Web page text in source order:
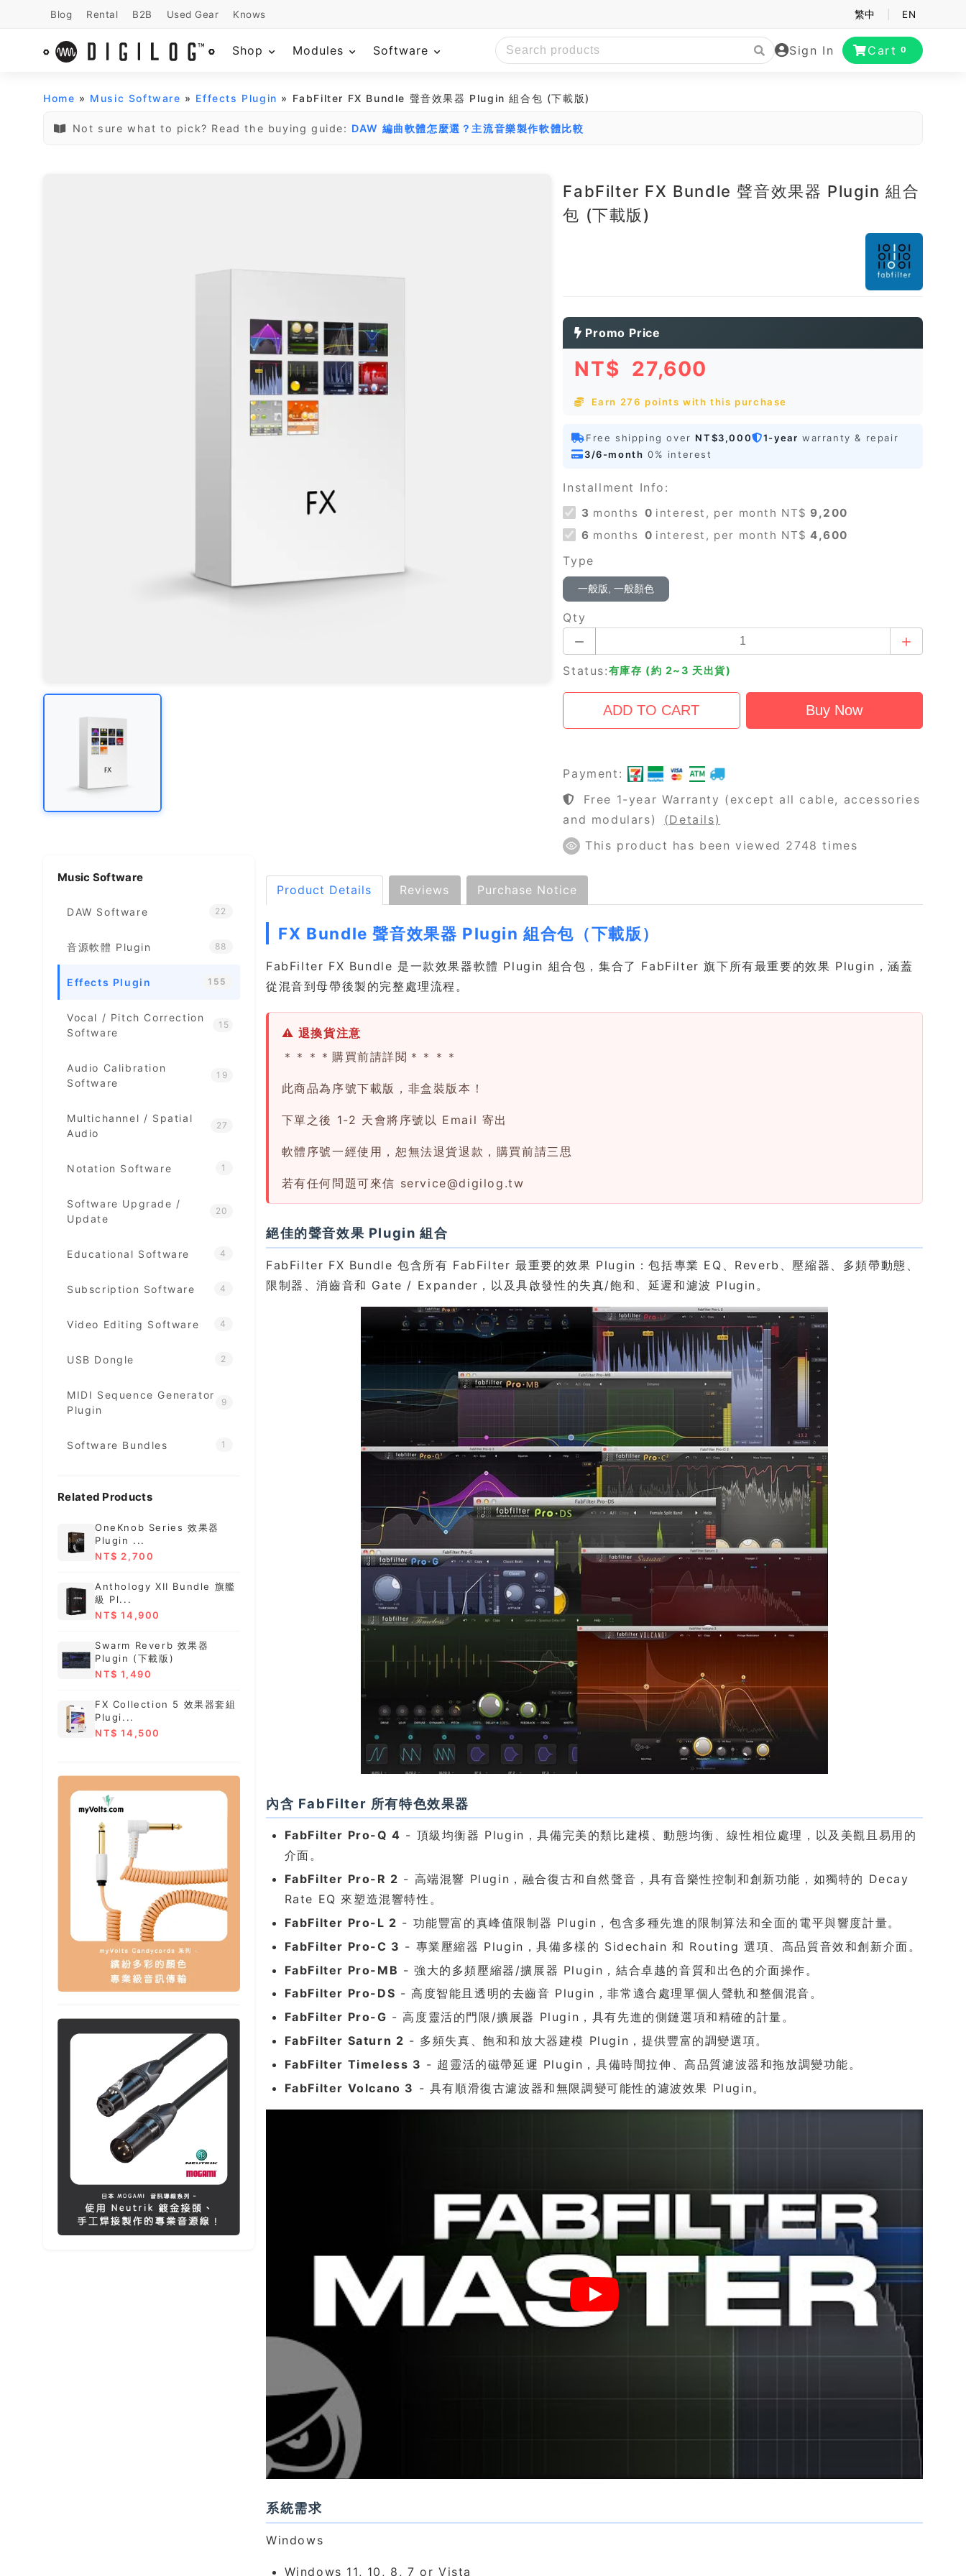
Blog Rental B2B Used Gear Knows 繁中 EN
Shop Modules Software Sign In Cart 0
Home » Music Software » Effects Plugin » FabFilter FX Bundle 聲音效果器 Plugin 組合包 (下載版)
Not sure what to pick? Read the buying guide: DAW 編曲軟體怎麼選？主流音樂製作軟體比較
FabFilter FX Bundle 聲音效果器 Plugin 組合
包 (下載版)
Promo Price
NT$ 27,600
Earn 276 points with this purchase
Free shipping over NT$3,000 1-year warranty & repair
3/6-month 0% interest
Installment Info:
3 months 0 interest, per month NT$ 9,200
6 months 0 interest, per month NT$ 4,600
Type
一般版, 一般顏色
Qty
Status:有庫存 (約 2~3 天出貨)
Payment:
Free 1-year Warranty (except all cable, accessories
and modulars)
(Details)
This product has been viewed 2748 times
Music Software
DAW Software 22
音源軟體 Plugin 88
Effects Plugin 155
Vocal / Pitch Correction
Software
15
Audio Calibration
Software
19
Multichannel / Spatial
Audio
27
Notation Software 1
Software Upgrade /
Update
20
Educational Software 4
Subscription Software 4
Video Editing Software 4
USB Dongle 2
MIDI Sequence Generator
Plugin
9
Software Bundles 1
Related Products
OneKnob Series 效果器
Plugin ...
NT$ 2,700
Anthology XII Bundle 旗艦
級 Pl...
NT$ 14,900
Swarm Reverb 效果器
Plugin (下載版)
NT$ 1,490
FX Collection 5 效果器套組
Plugi...
NT$ 14,500
Product Details Reviews Purchase Notice
FX Bundle 聲音效果器 Plugin 組合包（下載版）
FabFilter FX Bundle 是一款效果器軟體 Plugin 組合包，集合了 FabFilter 旗下所有最重要的效果 Plugin，涵蓋
從混音到母帶後製的完整處理流程。
⚠ 退換貨注意
＊＊＊＊購買前請詳閱＊＊＊＊
此商品為序號下載版，非盒裝版本！
下單之後 1-2 天會將序號以 Email 寄出
軟體序號一經使用，恕無法退貨退款，購買前請三思
若有任何問題可來信 service@digilog.tw
絕佳的聲音效果 Plugin 組合
FabFilter FX Bundle 包含所有 FabFilter 最重要的效果 Plugin：包括專業 EQ、Reverb、壓縮器、多頻帶動態、
限制器、消齒音和 Gate / Expander，以及具啟發性的失真/飽和、延遲和濾波 Plugin。
內含 FabFilter 所有特色效果器
FabFilter Pro-Q 4 - 頂級均衡器 Plugin，具備完美的類比建模、動態均衡、線性相位處理，以及美觀且易用的
介面。
FabFilter Pro-R 2 - 高端混響 Plugin，融合復古和自然聲音，具有音樂性控制和創新功能，如獨特的 Decay
Rate EQ 來塑造混響特性。
FabFilter Pro-L 2 - 功能豐富的真峰值限制器 Plugin，包含多種先進的限制算法和全面的電平與響度計量。
FabFilter Pro-C 3 - 專業壓縮器 Plugin，具備多樣的 Sidechain 和 Routing 選項、高品質音效和創新介面。
FabFilter Pro-MB - 強大的多頻壓縮器/擴展器 Plugin，結合卓越的音質和出色的介面操作。
FabFilter Pro-DS - 高度智能且透明的去齒音 Plugin，非常適合處理單個人聲軌和整個混音。
FabFilter Pro-G - 高度靈活的門限/擴展器 Plugin，具有先進的側鏈選項和精確的計量。
FabFilter Saturn 2 - 多頻失真、飽和和放大器建模 Plugin，提供豐富的調變選項。
FabFilter Timeless 3 - 超靈活的磁帶延遲 Plugin，具備時間拉伸、高品質濾波器和拖放調變功能。
FabFilter Volcano 3 - 具有順滑復古濾波器和無限調變可能性的濾波效果 Plugin。
系統需求
Windows
Windows 11, 10, 8, 7 or Vista